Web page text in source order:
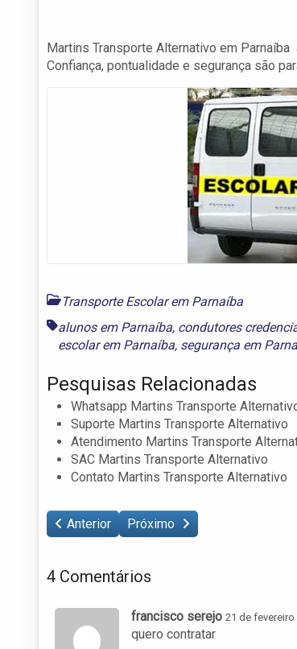
Martins Transporte Alternativo em
Confiança, pontualidade e segurança são
Transporte Escolar em Parnaíba
alunos em Parnaíba, condutores
escolar em Parnaíba, segurança em
Pesquisas Relacionadas
Whatsapp Martins Transporte
Suporte Martins Transporte Alternativo
Atendimento Martins Transporte
SAC Martins Transporte Alternativo
Contato Martins Transporte Alternativo
Anterior Próximo
4 Comentários
francisco serejo 21 de fevereiro
quero contratar